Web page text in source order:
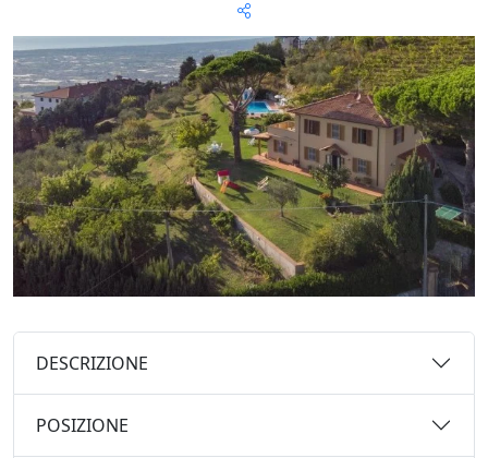
DESCRIZIONE
POSIZIONE